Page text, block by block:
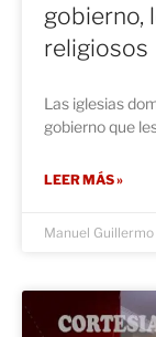
gobierno,
religiosos
Las iglesias
gobierno que
LEER MÁS »
Manuel